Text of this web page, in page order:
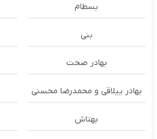
بسطام
بنی
بهادر صحت
بهادر ییلاقی و محمدرضا محسنی
بهتاش